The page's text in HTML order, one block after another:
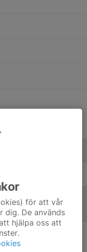
för att vår
dig. De används
hjälpa oss att